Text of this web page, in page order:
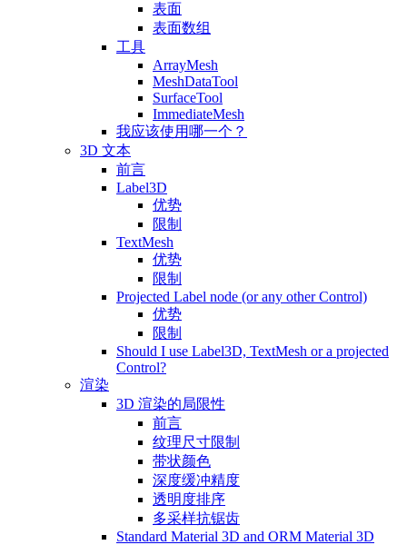
表面
表面数组
工具
ArrayMesh
MeshDataTool
SurfaceTool
ImmediateMesh
我应该使用哪一个？
3D 文本
前言
Label3D
优势
限制
TextMesh
优势
限制
Projected Label node (or any other Control)
优势
限制
Should I use Label3D, TextMesh or a projected
Control?
渲染
3D 渲染的局限性
前言
纹理尺寸限制
带状颜色
深度缓冲精度
透明度排序
多采样抗锯齿
Standard Material 3D and ORM Material 3D